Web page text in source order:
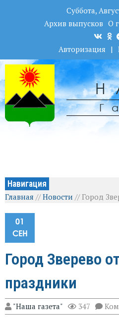
Суббота,
Архив выпусков О
Авторизация |
Навигация
Главная //Новости //Город
01
СЕН
Город Зверево
праздники
"Наша газета" 347